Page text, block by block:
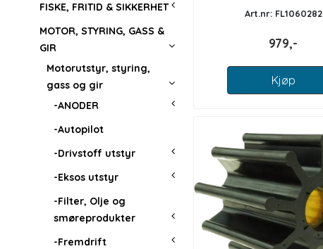
FISKE, FRITID & SIKKERHET
MOTOR, STYRING, GASS &
GIR
Motorutstyr, styring,
gass og gir
-ANODER
-Autopilot
-Drivstoff utstyr
-Eksos utstyr
-Filter, Olje og
smøreprodukter
-Fremdrift
Art.nr: FL1060282
979,-
Kjøp